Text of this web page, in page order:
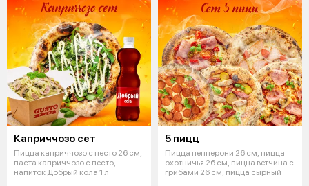
Каприччозо сет
Пицца каприччозо с песто 26 см,
паста каприччозо с песто,
напиток Добрый кола 1 л
5 пицц
Пицца пепперони 26 см, пицца
охотничья 26 см, пицца ветчина с
грибами 26 см, пицца сырный